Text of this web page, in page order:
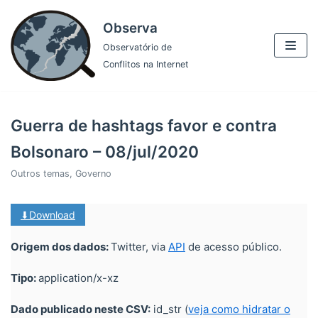
Pular
para
o
conteúdo
Observa
Observatório de
Conflitos na Internet
Guerra de hashtags favor e contra
Bolsonaro – 08/jul/2020
Outros temas, Governo
⬇Download
Origem dos dados:Twitter, via API de acesso público.
Tipo:application/x-xz
Dado publicado neste CSV: id_str (veja como hidratar o